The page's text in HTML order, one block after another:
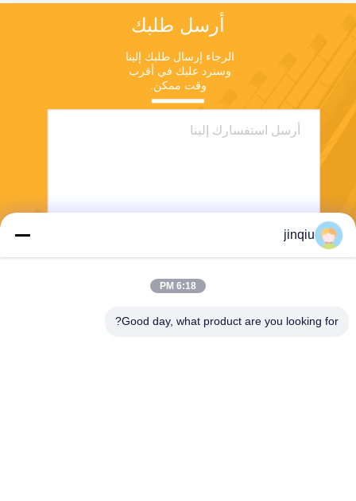
أرسل طلبك
وقت ممكن.
jinqiu
6:18 PM
Good day, what product are you looking for?